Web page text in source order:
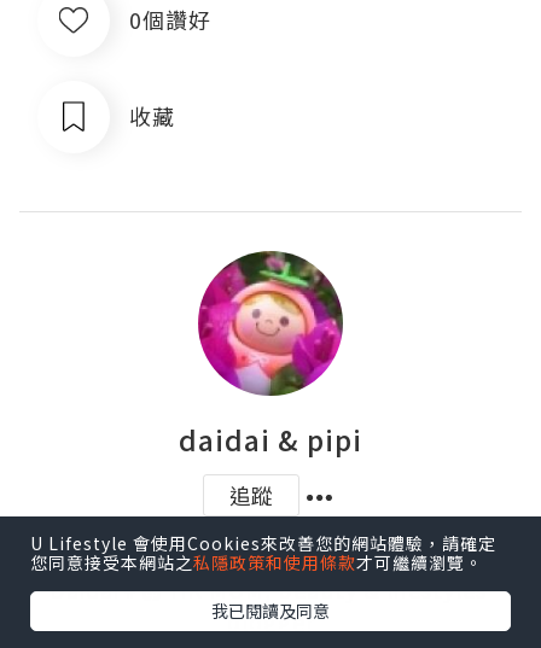
0個讚好
收藏
daidai & pipi
追蹤
Daidai & Pipi 的快樂魔法
Daidai👩🏻 HK MOM, beauty & lifestyles
blogger
U Lifestyle 會使用Cookies來改善您的網站體驗，請確定
您同意接受本網站之私隱政策和使用條款才可繼續瀏覽。
我已閱讀及同意